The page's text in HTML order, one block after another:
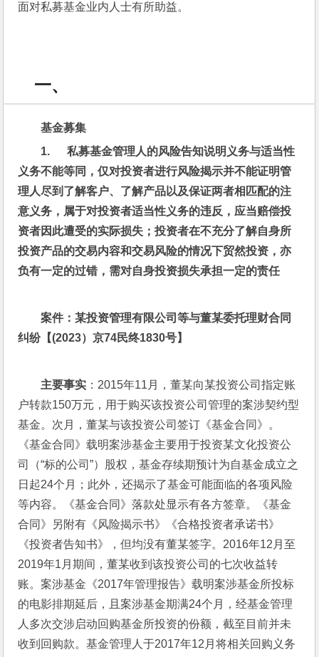
面对私募基金业内人士有所助益。
一、
基金募集
1. 私募基金管理人的风险告知说明义务与适当性
义务不能等同，仅对投资者进行风险揭示并不能证明管
理人尽到了解客户、了解产品以及保证两者相匹配的注
意义务，属于对投资者适当性义务的违反，应当赔偿投
资者因此遭受的实际损失；投资者在不充分了解自身所
投资产品的交易内容和交易风险的情况下贸然投资，亦
负有一定的过错，需对自身投资损失承担一定的责任
案件：某投资管理有限公司等与董某委托理财合同
纠纷【(2023）京74民终1830号】
主要事实 ：2015年11月，董某向某投资公司指定账
户转款150万元，用于购买该投资公司管理的案涉契约型
基金。次月，董某与该投资公司签订《基金合同》。
《基金合同》载明案涉基金主要用于投资某文化投资公
司（“标的公司”）股权，基金存续期预计为自基金成立之
日起24个月；此外，还揭示了基金可能面临的各项风险
等内容。《基金合同》落款处显示有各方签章。《基金
合同》另附有《风险揭示书》《合格投资者承诺书》
《投资者告知书》，但均没有董某签字。2016年12月至
2019年1月期间，董某收到该投资公司的七次收益转
账。案涉基金《2017年管理报告》载明案涉基金所投标
的电影排期延后，且案涉基金期满24个月，经基金管理
人多次交涉启动回购基金所投资的份额，截至目前并未
收到回购款。基金管理人于2017年12月将相关回购义务